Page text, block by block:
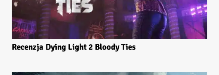
Recenzja Dying Light 2 Bloody Ties